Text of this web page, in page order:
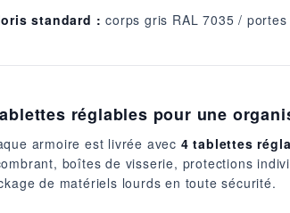
standard : corps gris RAL 7035 /
réglables pour une
armoire est livrée avec 4 tablettes
boîtes de visserie, protections
de matériels lourds en toute sécurité.